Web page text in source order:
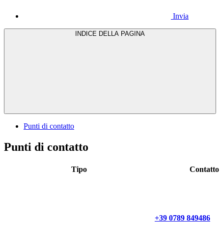
Invia
Punti di contatto
Punti di contatto
Tipo Contatto
+39 0789 849486